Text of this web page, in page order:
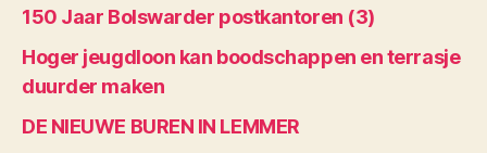
150 Jaar Bolswarder postkantoren (3)
Hoger jeugdloon kan boodschappen en terrasje
duurder maken
DE NIEUWE BUREN IN LEMMER